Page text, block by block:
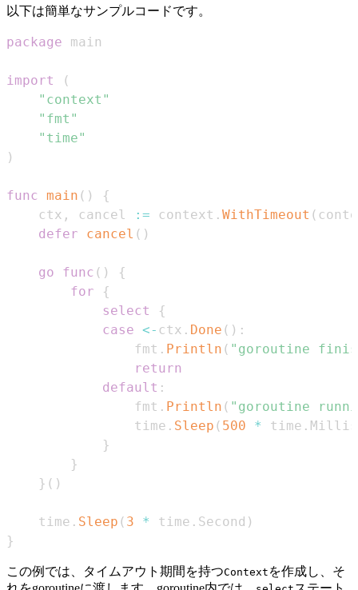
以下は簡単なサンプルコードです。
package
import
(
"context"
"fmt"
"time"
)
func main ( )
{
    ctx
, cancel := context . WithTimeout (
defer
cancel ( )
go func ( )
{
for
{
select
{
case <- ctx . Done ( ) :
                fmt
. Println ( "goroutine
return
default :
                fmt
. Println ( "goroutine
                time
. Sleep ( 500 * time .
}
}
} ( )
    time
. Sleep ( 3 * time . Second )
}
この例では、タイムアウト期間を持つContext を作成し、そ